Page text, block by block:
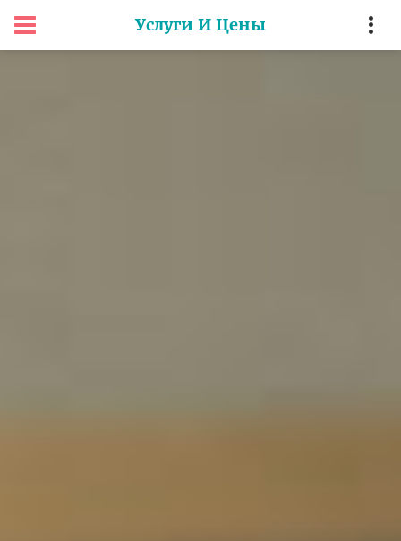
Услуги И Цены